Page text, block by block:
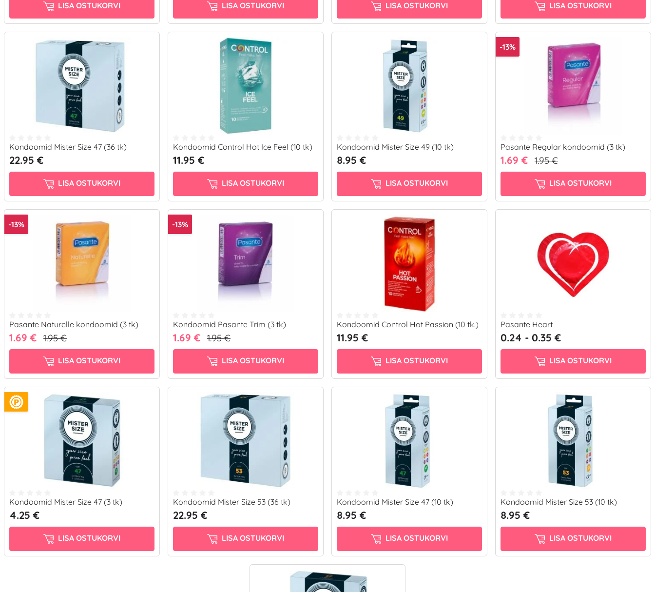
LISA OSTUKORVI LISA OSTUKORVI LISA OSTUKORVI LISA OSTUKORVI
Kondoomid Mister Size 47 (36 tk)
22.95 €
LISA OSTUKORVI
Kondoomid Control Hot Ice Feel (10 tk)
11.95 €
LISA OSTUKORVI
Kondoomid Mister Size 49 (10 tk)
8.95 €
LISA OSTUKORVI
-13%
Pasante Regular kondoomid (3 tk)
1.69 € 1.95 €
LISA OSTUKORVI
-13%
Pasante Naturelle kondoomid (3 tk)
1.69 € 1.95 €
LISA OSTUKORVI
-13%
Kondoomid Pasante Trim (3 tk)
1.69 € 1.95 €
LISA OSTUKORVI
Kondoomid Control Hot Passion (10 tk.)
11.95 €
LISA OSTUKORVI
Pasante Heart
0.24 - 0.35 €
LISA OSTUKORVI
Kondoomid Mister Size 47 (3 tk)
4.25 €
LISA OSTUKORVI
Kondoomid Mister Size 53 (36 tk)
22.95 €
LISA OSTUKORVI
Kondoomid Mister Size 47 (10 tk)
8.95 €
LISA OSTUKORVI
Kondoomid Mister Size 53 (10 tk)
8.95 €
LISA OSTUKORVI